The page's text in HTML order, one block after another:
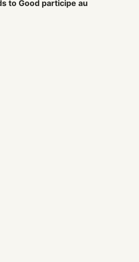
to Good participe au